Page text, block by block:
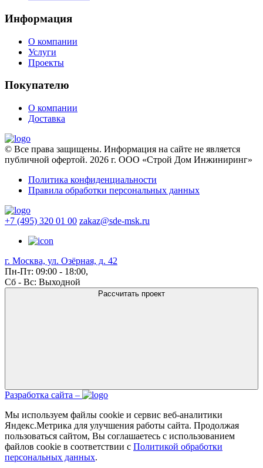
Информация
О компании
Услуги
Проекты
Покупателю
О компании
Доставка
© Все права защищены. Информация на сайте не является
публичной офертой. 2026 г. ООО «Строй Дом Инжиниринг»
Политика конфиденциальности
Правила обработки персональных данных
+7 (495) 320 01 00 zakaz@sde-msk.ru
г. Москва, ул. Озёрная, д. 42
Пн-Пт: 09:00 - 18:00,
Сб - Вс: Выходной
Рассчитать проект
Разработка сайта –
Мы используем файлы cookie и сервис веб-аналитики
Яндекс.Метрика для улучшения работы сайта. Продолжая
пользоваться сайтом, Вы соглашаетесь с использованием
файлов cookie в соответствии с Политикой обработки
персональных данных.